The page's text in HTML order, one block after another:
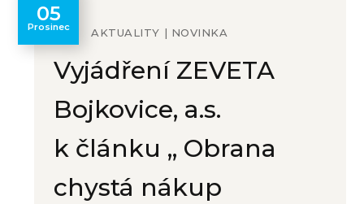
05
Prosinec AKTUALITY NOVINKA
Vyjádření ZEVETA
Bojkovice, a.s.
k článku „ Obrana
chystá nákup